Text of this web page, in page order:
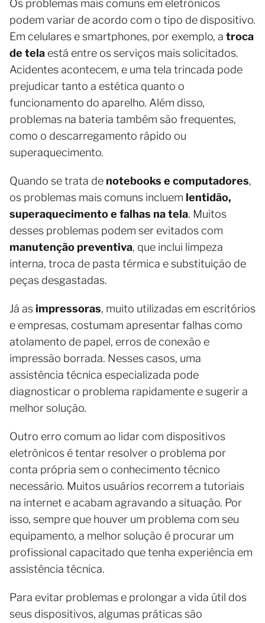
Os problemas mais comuns em eletrônicos
podem variar de acordo com o tipo de dispositivo.
Em celulares e smartphones, por exemplo, a troca
de tela está entre os serviços mais solicitados.
Acidentes acontecem, e uma tela trincada pode
prejudicar tanto a estética quanto o
funcionamento do aparelho. Além disso,
problemas na bateria também são frequentes,
como o descarregamento rápido ou
superaquecimento.
Quando se trata de notebooks e computadores,
os problemas mais comuns incluem lentidão,
superaquecimento e falhas na tela. Muitos
desses problemas podem ser evitados com
manutenção preventiva, que inclui limpeza
interna, troca de pasta térmica e substituição de
peças desgastadas.
Já as impressoras, muito utilizadas em escritórios
e empresas, costumam apresentar falhas como
atolamento de papel, erros de conexão e
impressão borrada. Nesses casos, uma
assistência técnica especializada pode
diagnosticar o problema rapidamente e sugerir a
melhor solução.
Outro erro comum ao lidar com dispositivos
eletrônicos é tentar resolver o problema por
conta própria sem o conhecimento técnico
necessário. Muitos usuários recorrem a tutoriais
na internet e acabam agravando a situação. Por
isso, sempre que houver um problema com seu
equipamento, a melhor solução é procurar um
profissional capacitado que tenha experiência em
assistência técnica.
Para evitar problemas e prolongar a vida útil dos
seus dispositivos, algumas práticas são